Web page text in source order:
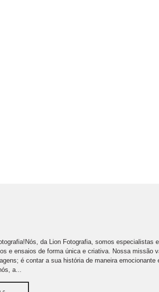
da Lion Fotografia, somos especialistas
e ensaios de forma única e criativa. Nossa missão
é contar a sua história de maneira emocionante
a...